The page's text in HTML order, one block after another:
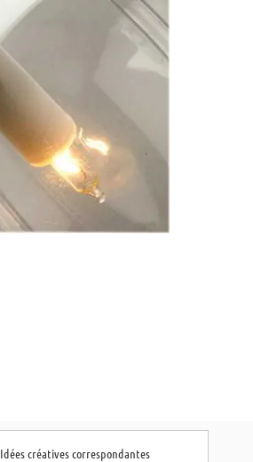
Idées créatives correspondantes